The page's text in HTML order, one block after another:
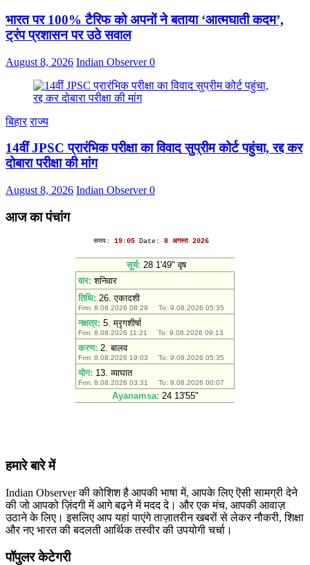
भारत पर 100% टैरिफ को अपनों ने बताया ‘आत्मघाती कदम’,
ट्रंप प्रशासन पर उठे सवाल
August 8, 2026 Indian Observer0
बिहार राज्य
14वीं JPSC प्रारंभिक परीक्षा का विवाद सुप्रीम कोर्ट पहुंचा, रद्द कर
दोबारा परीक्षा की मांग
August 8, 2026 Indian Observer0
आज का पंचांग
हमारे बारे में
Indian Observer की कोशिश है आपकी भाषा में, आपके लिए ऎसी सामग्री देने
की जो आपको ज़िंदगी में आगे बढ़ने में मदद दे। और एक मंच, आपकी आवाज़
उठाने के लिए। इसलिए आप यहां पाएंगे ताज़ातरीन खबरों से लेकर नौकरी, शिक्षा
और नए भारत की बदलती आर्थिक तस्वीर की उपयोगी चर्चा।
पॉपुलर केटेगरी